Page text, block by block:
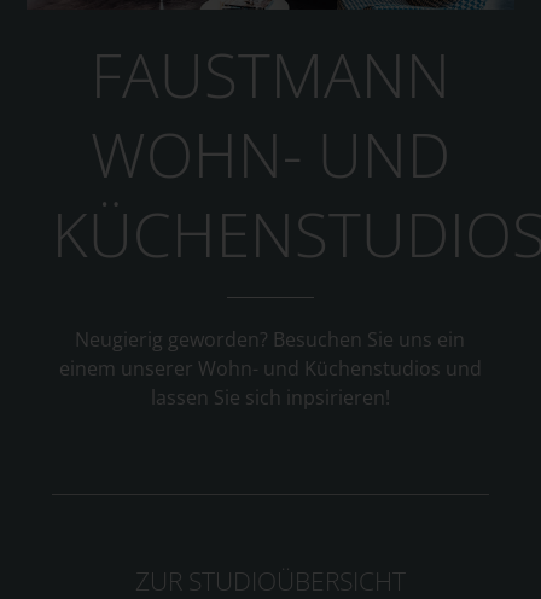
FAUSTMANN
WOHN- UND
Neugierig geworden? Besuchen Sie uns ein
einem unserer Wohn- und Küchenstudios und
lassen Sie sich inpsirieren!
ZUR STUDIOÜBERSICHT